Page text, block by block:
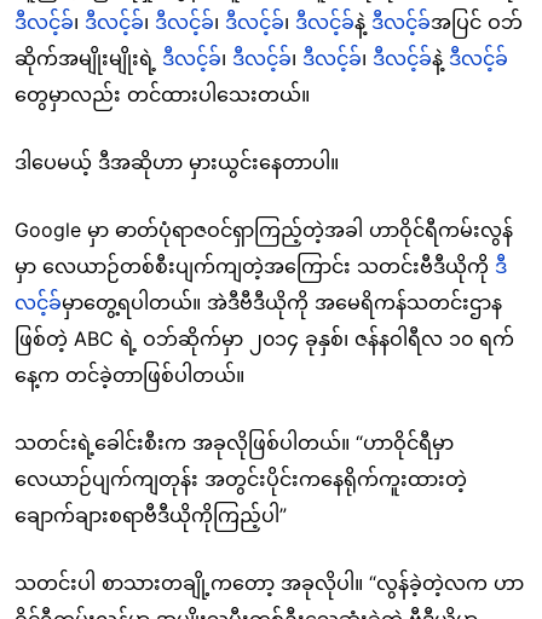
ဒီလင့်ခ်၊ ဒီလင့်ခ်၊ ဒီလင့်ခ်၊ ဒီလင့်ခ်၊ ဒီလင့်ခ်နဲ့ ဒီလင့်ခ်အပြင် ဝဘ်
ဆိုက်အမျိုးမျိုးရဲ့ ဒီလင့်ခ်၊ ဒီလင့်ခ်၊ ဒီလင့်ခ်၊ ဒီလင့်ခ်နဲ့ ဒီလင့်ခ်
တွေမှာလည်း တင်ထားပါသေးတယ်။
ဒါပေမယ့် ဒီအဆိုဟာ မှားယွင်းနေတာပါ။
Google မှာ ဓာတ်ပုံရာဇဝင်ရှာကြည့်တဲ့အခါ ဟာဝိုင်ရီကမ်းလွန်
မှာ လေယာဉ်တစ်စီးပျက်ကျတဲ့အကြောင်း သတင်းဗီဒီယိုကို ဒီ
လင့်ခ်မှာတွေ့ရပါတယ်။ အဲဒီဗီဒီယိုကို အမေရိကန်သတင်းဌာန
ဖြစ်တဲ့ ABC ရဲ့ ဝဘ်ဆိုက်မှာ ၂၀၁၄ ခုနှစ်၊ ဇန်နဝါရီလ ၁၀ ရက်
နေ့က တင်ခဲ့တာဖြစ်ပါတယ်။
သတင်းရဲ့ခေါင်းစီးက အခုလိုဖြစ်ပါတယ်။ “ဟာဝိုင်ရီမှာ
လေယာဉ်ပျက်ကျတုန်း အတွင်းပိုင်းကနေရိုက်ကူးထားတဲ့
ချောက်ချားစရာဗီဒီယိုကိုကြည့်ပါ”
သတင်းပါ စာသားတချို့ကတော့ အခုလိုပါ။ “လွန်ခဲ့တဲ့လက ဟာ